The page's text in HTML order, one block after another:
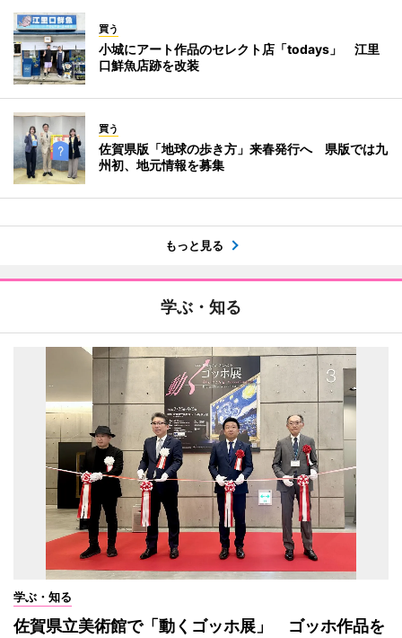
買う
小城にアート作品のセレクト店「todays」 江里
口鮮魚店跡を改装
買う
佐賀県版「地球の歩き方」来春発行へ 県版では九
州初、地元情報を募集
もっと見る
学ぶ・知る
学ぶ・知る
佐賀県立美術館で「動くゴッホ展」 ゴッホ作品を